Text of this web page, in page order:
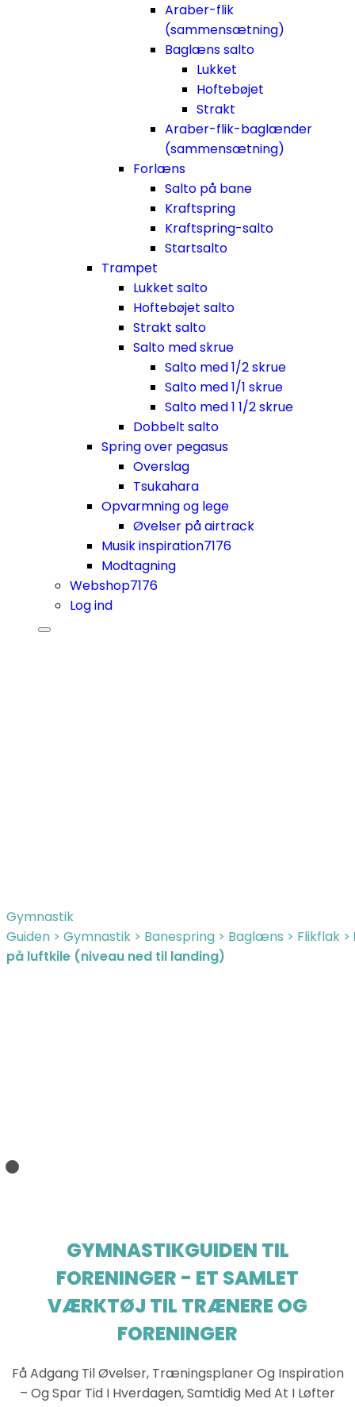
Araber-flik
(sammensætning)
Baglæns salto
Lukket
Hoftebøjet
Strakt
Araber-flik-baglænder
(sammensætning)
Forlæns
Salto på bane
Kraftspring
Kraftspring-salto
Startsalto
Trampet
Lukket salto
Hoftebøjet salto
Strakt salto
Salto med skrue
Salto med 1/2 skrue
Salto med 1/1 skrue
Salto med 1 1/2 skrue
Dobbelt salto
Spring over pegasus
Overslag
Tsukahara
Opvarmning og lege
Øvelser på airtrack
Musik inspiration7176
Modtagning
Webshop7176
Log ind
Gymnastik
Guiden > Gymnastik > Banespring > Baglæns > Flikflak >
på luftkile (niveau ned til landing)
GYMNASTIKGUIDEN TIL
FORENINGER - ET SAMLET
VÆRKTØJ TIL TRÆNERE OG
FORENINGER
Få Adgang Til Øvelser, Træningsplaner Og Inspiration
– Og Spar Tid I Hverdagen, Samtidig Med At I Løfter